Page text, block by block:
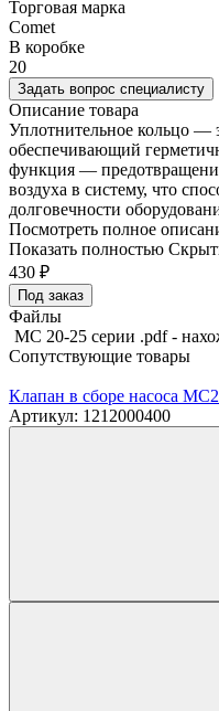
Торговая марка
Comet
В коробке
20
Задать вопрос специалисту
Описание товара
Уплотнительное кольцо —
обеспечивающий
функция —
воздуха в систему, что
долговечности
Посмотреть полное
Показать полностью
430 ₽
Под заказ
Файлы
MC 20-25 серии .pdf -
Сопутствующие товары
Клапан в сборе насоса
Артикул: 1212000400